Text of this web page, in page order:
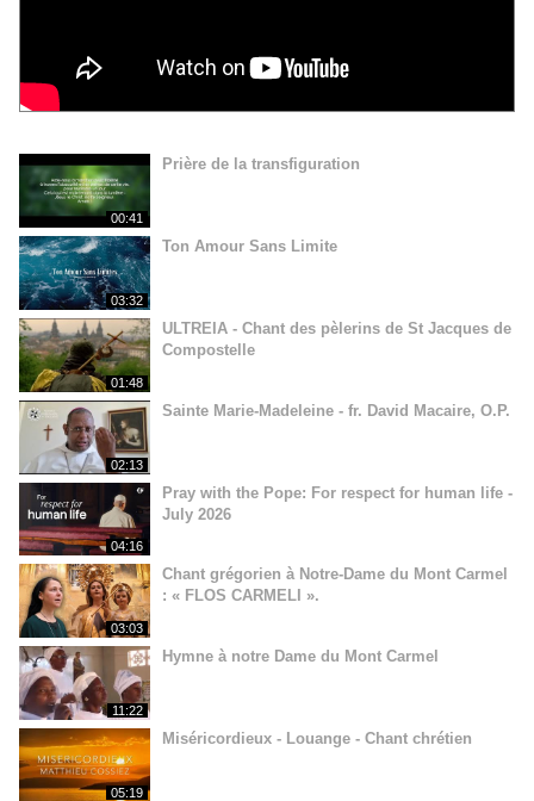
00:41
Prière de la transfiguration
03:32
Ton Amour Sans Limite
01:48
ULTREIA - Chant des pèlerins de St Jacques de
Compostelle
02:13
Sainte Marie-Madeleine - fr. David Macaire, O.P.
04:16
Pray with the Pope: For respect for human life -
July 2026
03:03
Chant grégorien à Notre-Dame du Mont Carmel
: « FLOS CARMELI ».
11:22
Hymne à notre Dame du Mont Carmel
05:19
Miséricordieux - Louange - Chant chrétien